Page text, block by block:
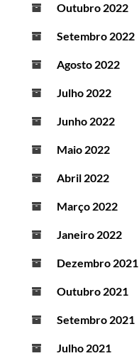
Outubro 2022
Setembro 2022
Agosto 2022
Julho 2022
Junho 2022
Maio 2022
Abril 2022
Março 2022
Janeiro 2022
Dezembro 2021
Outubro 2021
Setembro 2021
Julho 2021